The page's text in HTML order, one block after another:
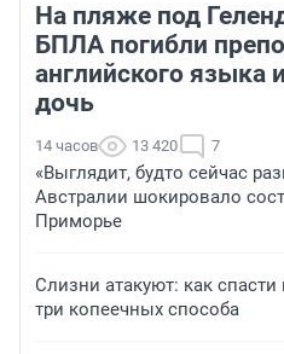
На пляже под
БПЛА погибли
английского языка
дочь
14 часов 13 420 7
«Выглядит, будто сейчас
Австралии шокировало
Приморье
Слизни атакуют: как
три копеечных способа